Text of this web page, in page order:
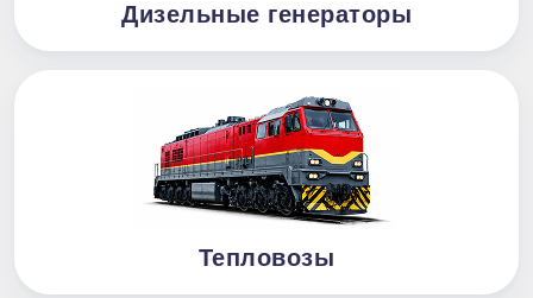
Дизельные генераторы
Тепловозы